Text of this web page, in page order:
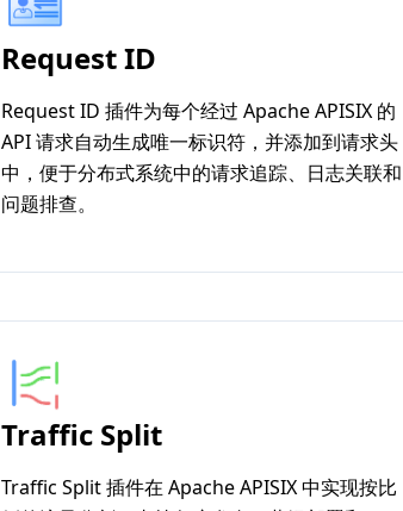
Request ID
Request ID 插件为每个经过 Apache APISIX 的
API 请求自动生成唯一标识符，并添加到请求头
中，便于分布式系统中的请求追踪、日志关联和
问题排查。
Traffic Split
Traffic Split 插件在 Apache APISIX 中实现按比